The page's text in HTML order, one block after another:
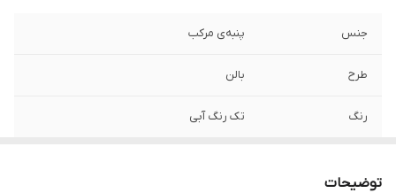
جنس پنبه‌ی مرکب
طرح بالن
رنگ تک رنگ آبی
توضیحات